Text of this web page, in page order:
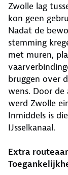
Zwolle lag
kon geen
Nadat de
stemming
met muren,
bruggen over
wens. Door de
werd Zwolle
Inmiddels is
IJsselkanaal.
Extra